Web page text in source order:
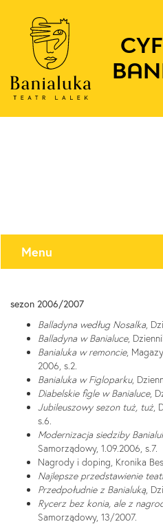
Menu
sezon 2006/2007
Balladyna według Nosalka,
Balladyna w Banialuce,
Banialuka w remoncie,
2006, s.2.
Banialuka w Figloparku,
Diabelskie figle w Banialuce,
Jubileuszowy sezon tuż, tuż,
s.6.
Modernizacja siedziby
Samorządowy, 1.09.2006, s.7.
Nagrody i doping, Kronika
Najlepsze przedstawienie
Przedpołudnie z Banialuką,
Rycerz bez konia, ale z
Samorządowy, 13/2007.